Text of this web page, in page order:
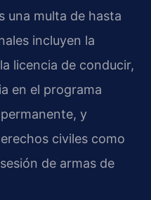
una multa de hasta
incluyen la
licencia de conducir,
en el programa
y
civiles como
de armas de